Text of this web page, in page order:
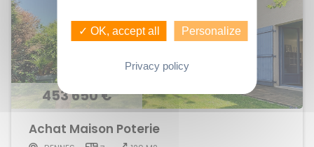
453 650 €
Achat Maison Poterie
✓ OK, accept all Personalize
Privacy policy